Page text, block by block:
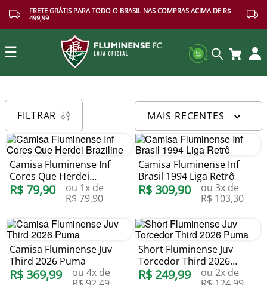
FRETE GRÁTIS PARA TODO O BRASIL NAS COMPRAS ACIMA DE R$
499,99
☰
FILTRAR MAIS RECENTES
Camisa Fluminense Inf
Cores Que Herdei
Braziline
R$ 79,90 ou 1x de
R$ 79,90
Camisa Fluminense Inf
Brasil 1994 Liga Retrô
R$ 309,90 ou 3x de
R$ 103,30
Camisa Fluminense Juv
Third 2026 Puma
R$ 369,99 ou 4x de
Short Fluminense Juv
Torcedor Third 2026
Puma
R$ 249,99 ou 2x de